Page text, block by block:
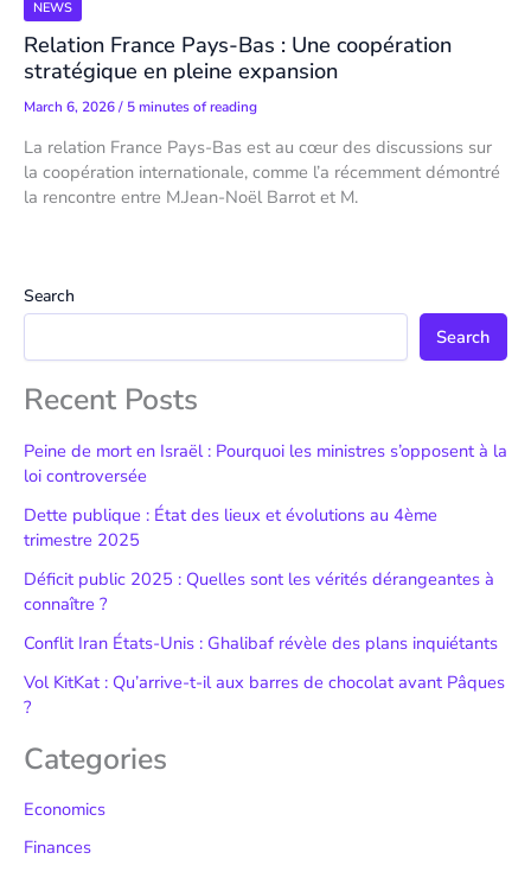
NEWS
Relation France Pays-Bas : Une coopération
stratégique en pleine expansion
March 6, 2026/ 5 minutes of reading
La relation France Pays-Bas est au cœur des discussions sur
la coopération internationale, comme l’a récemment démontré
la rencontre entre M.Jean-Noël Barrot et M.
Search
Search
Recent Posts
Peine de mort en Israël : Pourquoi les ministres s’opposent à la
loi controversée
Dette publique : État des lieux et évolutions au 4ème
trimestre 2025
Déficit public 2025 : Quelles sont les vérités dérangeantes à
connaître ?
Conflit Iran États-Unis : Ghalibaf révèle des plans inquiétants
Vol KitKat : Qu’arrive-t-il aux barres de chocolat avant Pâques
?
Categories
Economics
Finances